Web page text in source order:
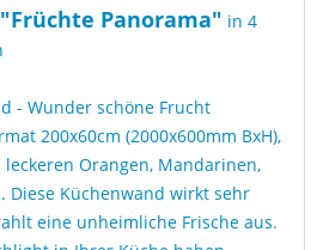
Früchte Panorama" in 4
- Wunder schöne Frucht
200x60cm (2000x600mm BxH),
Orangen, Mandarinen,
Diese Küchenwand wirkt sehr
eine unheimliche Frische aus.